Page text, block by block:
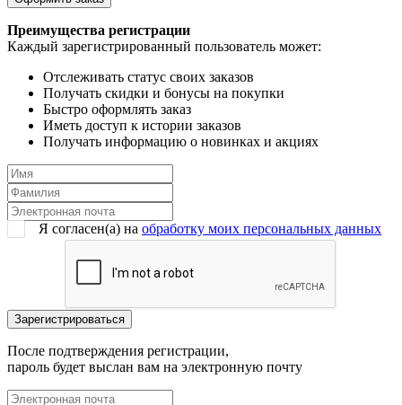
Преимущества регистрации
Каждый зарегистрированный пользователь может:
Отслеживать статус своих заказов
Получать скидки и бонусы на покупки
Быстро оформлять заказ
Иметь доступ к истории заказов
Получать информацию о новинках и акциях
Я согласен(a) на обработку моих персональных данных
После подтверждения регистрации,
пароль будет выслан вам на электронную почту